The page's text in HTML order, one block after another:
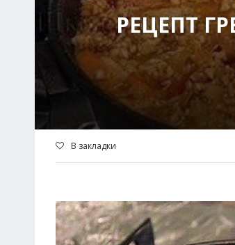
РЕЦЕПТ
В закладки